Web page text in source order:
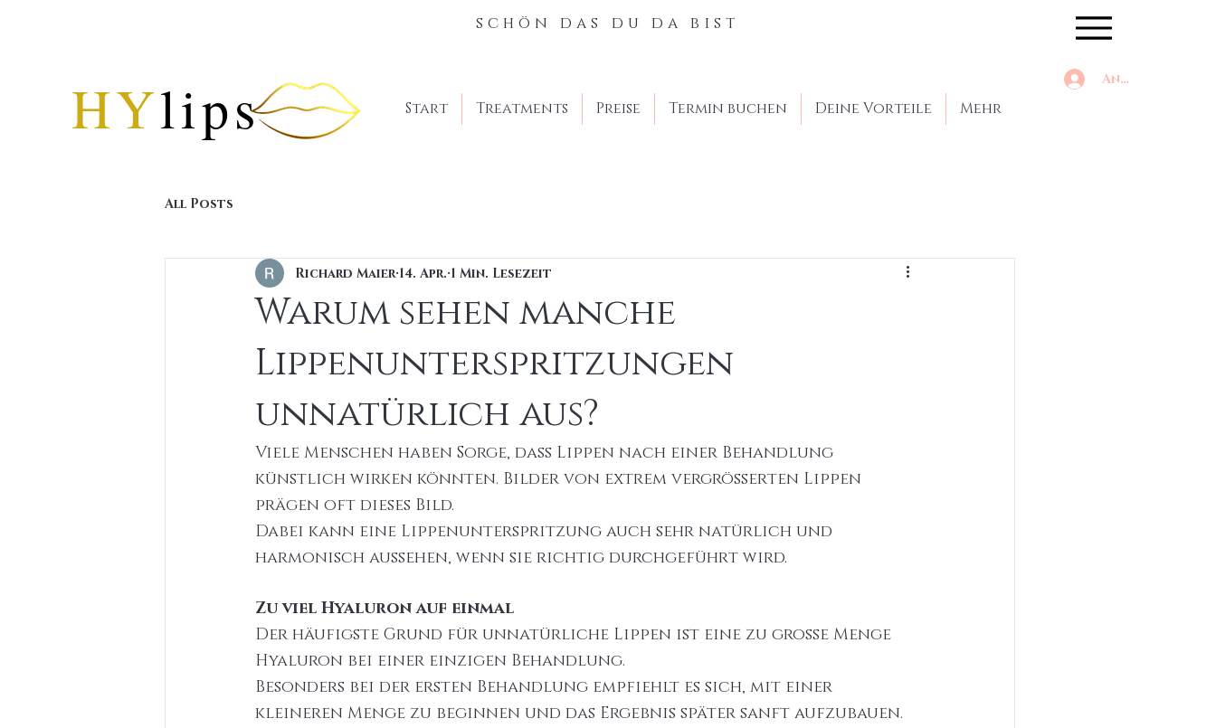
HYlips Start Treatments Preise Termin buchen Deine Vorteile Mehr
Anmelden
schön das du da bist
All Posts
Warum sehen manche
Lippenunterspritzungen
unnatürlich aus?
Richard Maier 14. Apr. 1 Min. Lesezeit
Viele Menschen haben Sorge, dass Lippen nach einer Behandlung
künstlich wirken könnten. Bilder von extrem vergrößerten Lippen
prägen oft dieses Bild.
Dabei kann eine Lippenunterspritzung auch sehr natürlich und
harmonisch aussehen, wenn sie richtig durchgeführt wird.
Zu viel Hyaluron auf einmal
Der häufigste Grund für unnatürliche Lippen ist eine zu große Menge
Hyaluron bei einer einzigen Behandlung.
Besonders bei der ersten Behandlung empfiehlt es sich, mit einer
kleineren Menge zu beginnen und das Ergebnis später sanft aufzubauen.